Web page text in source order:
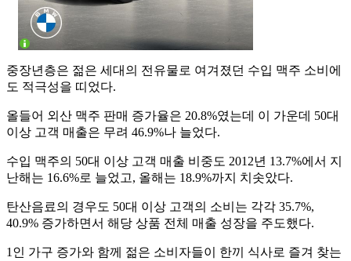
중장년층은 젊은 세대의 전유물로 여겨졌던 수입 맥주 소비에
도 적극성을 띠었다.
올들어 외산 맥주 판매 증가율은 20.8%였는데 이 가운데 50대
이상 고객 매출은 무려 46.9%나 늘었다.
수입 맥주의 50대 이상 고객 매출 비중도 2012년 13.7%에서 지
난해는 16.6%로 늘었고, 올해는 18.9%까지 치솟았다.
탄산음료의 경우도 50대 이상 고객의 소비는 각각 35.7%,
40.9% 증가하면서 해당 상품 전체 매출 성장을 주도했다.
1인 가구 증가와 함께 젊은 소비자들이 한끼 식사로 즐겨 찾는